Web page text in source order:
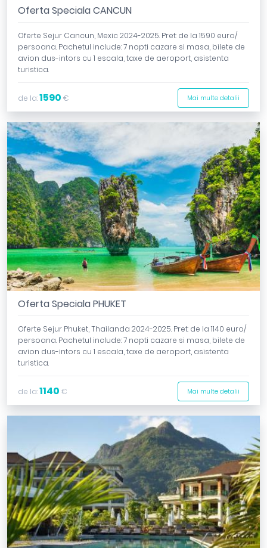
Oferta Speciala CANCUN
Oferte Sejur Cancun, Mexic 2024-2025. Pret: de la 1590 euro/
persoana. Pachetul include: 7 nopti cazare si masa, bilete de
avion dus-intors cu 1 escala, taxe de aeroport, asistenta
turistica.
de la:1590 € Mai multe detalii
Oferta Speciala PHUKET
Oferte Sejur Phuket, Thailanda 2024-2025. Pret: de la 1140 euro/
persoana. Pachetul include: 7 nopti cazare si masa, bilete de
avion dus-intors cu 1 escala, taxe de aeroport, asistenta
turistica.
de la:1140 € Mai multe detalii